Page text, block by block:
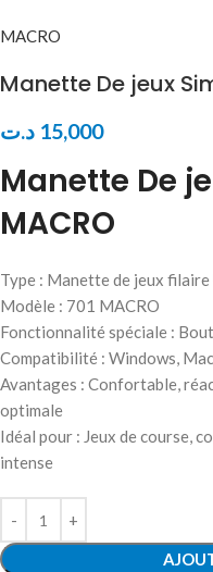
MACRO
Manette De jeux
15,000 د.ت
Manette De
MACRO
Type : Manette de jeux filaire
Modèle : 701 MACRO
Fonctionnalité spéciale :
Compatibilité : Windows, Mac
Avantages : Confortable,
optimale
Idéal pour : Jeux de course,
intense